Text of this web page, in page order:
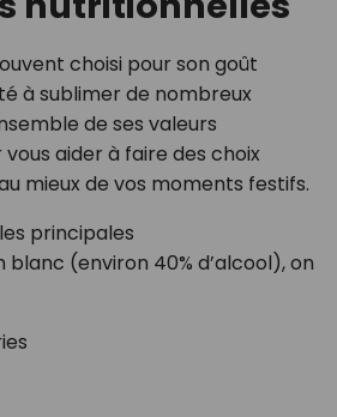
choisi pour son goût
à sublimer de nombreux
de ses valeurs
aider à faire des choix
mieux de vos moments festifs.
principales
blanc (environ 40% d’alcool), on